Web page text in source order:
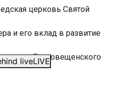
liveLIVE
церковь Святой
и его вклад в развитие
Благовещенского